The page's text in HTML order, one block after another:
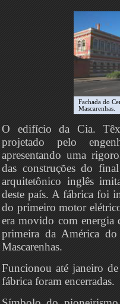
Fachada do
Mascarenhas.
O edifício da Cia.
projetado pelo
apresentando uma
das construções do
arquitetônico inglês
deste país. A fábrica foi
do primeiro motor
era movido com energia
primeira da América
Mascarenhas.
Funcionou até janeiro
fábrica foram encerradas.